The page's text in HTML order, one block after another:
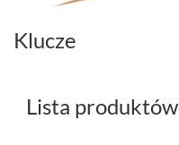
Klucze
Lista produktów